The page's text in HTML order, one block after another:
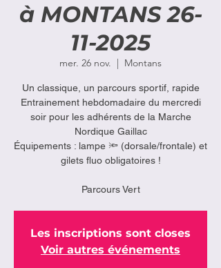
à MONTANS 26-
11-2025
mer. 26 nov.
  |
Montans
Un classique, un parcours sportif, rapide
Entrainement hebdomadaire du mercredi
soir pour les adhérents de la Marche
Nordique Gaillac
Équipements : lampe 🔦 (dorsale/frontale) et
gilets fluo obligatoires !
Parcours Vert
Les inscriptions sont closes
Voir autres événements